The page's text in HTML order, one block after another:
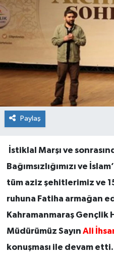
Paylaş
İstiklal Marşı ve
Bağımsızlığımızı ve
tüm aziz şehitlerimiz ve
ruhuna Fatiha armağan
Kahramanmaraş Gençlik
Müdürümüz Sayın Ali
konuşması ile devam etti.